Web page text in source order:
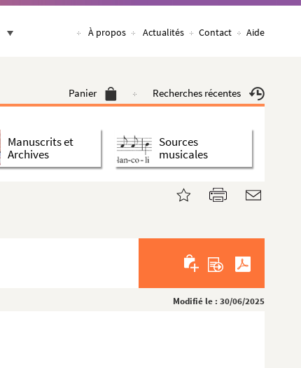
À propos Actualités Contact Aide
Panier Recherches récentes
Manuscrits et
Archives
Sources
musicales
Modifié le : 30/06/2025